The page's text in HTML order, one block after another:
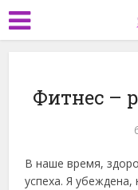
Фитнес –
В наше время,
успеха. Я